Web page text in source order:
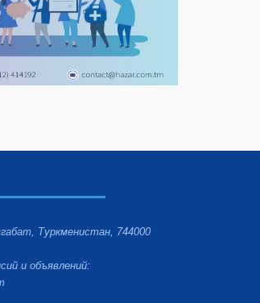
Туркменистан, 744000
и объявлений: